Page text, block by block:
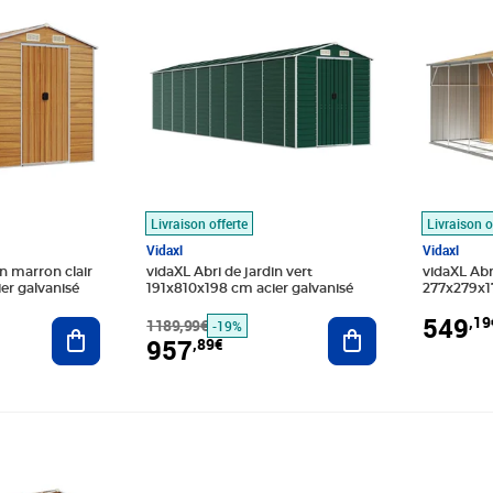
marron clair
galvanisé
Ajouter au panier
Livraison offerte
Vidaxl
vidaXL Abri de jardin vert
191x810x198 cm acier galvanisé
1189,99€ -19%
957,89€
Ajouter au panier
Livraison
Vidaxl
vidaXL
549